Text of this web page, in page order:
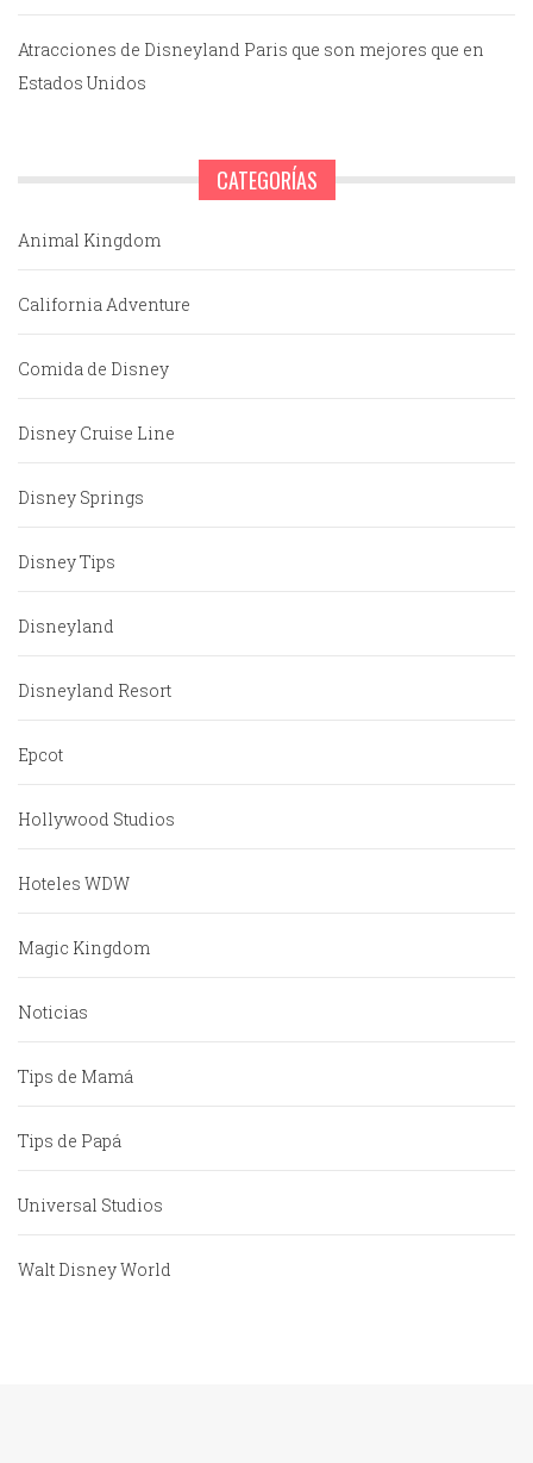
Atracciones de Disneyland Paris que son mejores que en
Estados Unidos
CATEGORÍAS
Animal Kingdom
California Adventure
Comida de Disney
Disney Cruise Line
Disney Springs
Disney Tips
Disneyland
Disneyland Resort
Epcot
Hollywood Studios
Hoteles WDW
Magic Kingdom
Noticias
Tips de Mamá
Tips de Papá
Universal Studios
Walt Disney World